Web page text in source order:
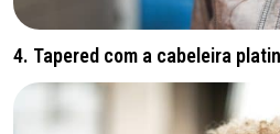
4. Tapered com a cabeleira